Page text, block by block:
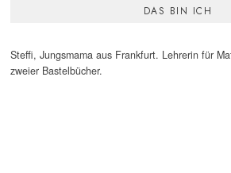
DAS BIN ICH
Steffi, Jungsmama aus Frankfurt. Lehrerin für
zweier Bastelbücher.